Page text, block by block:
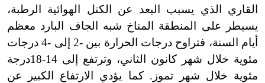
القاري الذي يسبب البعد عن الكتل الهوائية الرطبة،
يسيطر على المنطقة المناخ شبه الجاف البارد معظم
أيام السنة، فتراوح درجات الحرارة بين -2 إلى -4 درجات
مئوية خلال شهر كانون الثاني، وترتفع إلى 14
-
18درجة
مئوية خلال شهر تموز. كما يؤدي الارتفاع الكبير عن